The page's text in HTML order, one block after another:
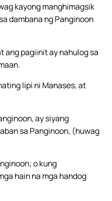
kayong manghimagsik
dambana ng Panginoon
ang pagiinit ay nahulog sa
lipi ni Manases, at
ay siyang
sa Panginoon, (huwag
o kung
hain na mga handog